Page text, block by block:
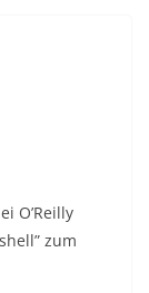
O’Reilly
zum